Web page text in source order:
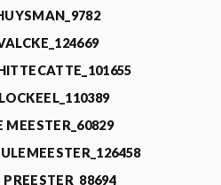
MEESTER_60829